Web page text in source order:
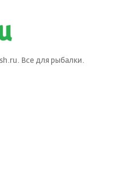
Все для рыбалки.